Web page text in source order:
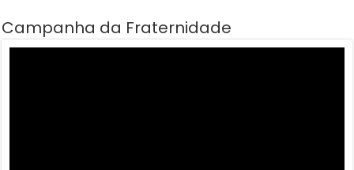
Campanha da Fraternidade